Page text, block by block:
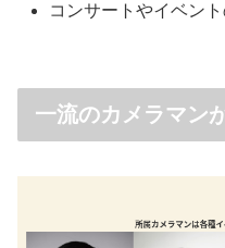
コンサートやイベン
一流のカメラマン